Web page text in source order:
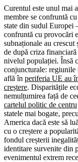
Curentul este unul mai
membre se confruntă
state din sudul
confruntă cu provocări
subnaționale au crescut
de după criza
nivelul populației. Însă
conjuncturale: regiunile
află în periferia UE au
creștere. Disparitățile
nemulțumirea față de
cartelul politic de centru
statele mai bogate,
America dacă este să
cu o creștere a
fondul creșterii
identitare survenite din
evenimentul extrem